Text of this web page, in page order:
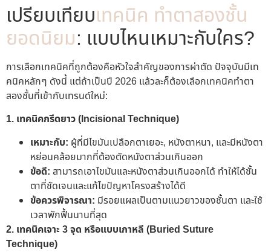
เปรียบเทียบเทคนิค ทำตาสองชั้น
ยอดนิยม: แบบไหนเหมาะกับใคร?
การเลือกเทคนิคที่ถูกต้องคือหัวใจสำคัญของการผ่าตัด ปัจจุบันมีเท
คนิคหลักๆ ดังนี้ แต่ถ้าเป็นปี 2026 แล้วละก็ต้องเลือกเทคนิคทำตา
สองชั้นที่เข้ากับเทรนด์ใหม่:
1. เทคนิคกรีดยาว (Incisional Technique)
เหมาะกับ: ผู้ที่มีไขมันเปลือกตาเยอะ, หนังตาหนา, และมีหนังตา
หย่อนคล้อยมากที่ต้องตัดหนังตาส่วนเกินออก
ข้อดี: สามารถเอาไขมันและหนังตาส่วนเกินออกได้ ทำให้ได้ชั้น
ตาที่ชัดเจนและแก้ไขปัญหาโครงสร้างได้ดี
ข้อควรพิจารณา: มีรอยแผลเป็นตามแนวยาวของชั้นตา และใช้
เวลาพักฟื้นนานที่สุด
2. เทคนิคเจาะ 3 จุด หรือแบบเกาหลี (Buried Suture
Technique)